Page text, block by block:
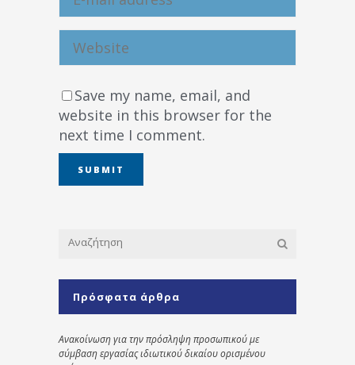
Save my name, email, and
website in this browser for the
next time I comment.
Πρόσφατα άρθρα
Ανακοίνωση για την πρόσληψη προσωπικού με
σύμβαση εργασίας ιδιωτικού δικαίου ορισμένου